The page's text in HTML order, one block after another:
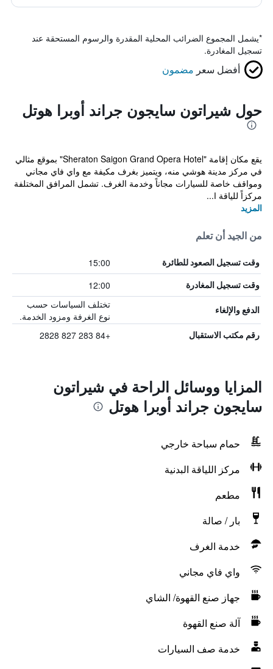
*يشمل المجموع الضرائب المحلية المقدرة والرسوم المستحقة عند
تسجيل المغادرة.
أفضل سعر مضمون
حول شيراتون سايجون جراند أوبرا هوتل
يقع مكان إقامة "Sheraton Saigon Grand Opera Hotel" بموقع مثالي
في مركز مدينة هوشي منه، ويتميز بغرف مكيفة مع واي فاي مجاني
ومواقف خاصة للسيارات مجاناً وخدمة الغرف. تشمل المرافق المختلفة
مركزاً للياقة ا...
المزيد
من الجيد أن تعلم
وقت تسجيل الصعود للطائرة 15:00
وقت تسجيل المغادرة 12:00
الدفع والإلغاء
تختلف السياسات حسب
نوع الغرفة ومزود الخدمة.
رقم مكتب الاستقبال +84 283 827 2828
المزايا ووسائل الراحة في شيراتون
سايجون جراند أوبرا هوتل
حمام سباحة خارجي
مركز اللياقة البدنية
مطعم
بار / صالة
خدمة الغرف
واي فاي مجاني
جهاز صنع القهوة/ الشاي
آلة صنع القهوة
خدمة صف السيارات